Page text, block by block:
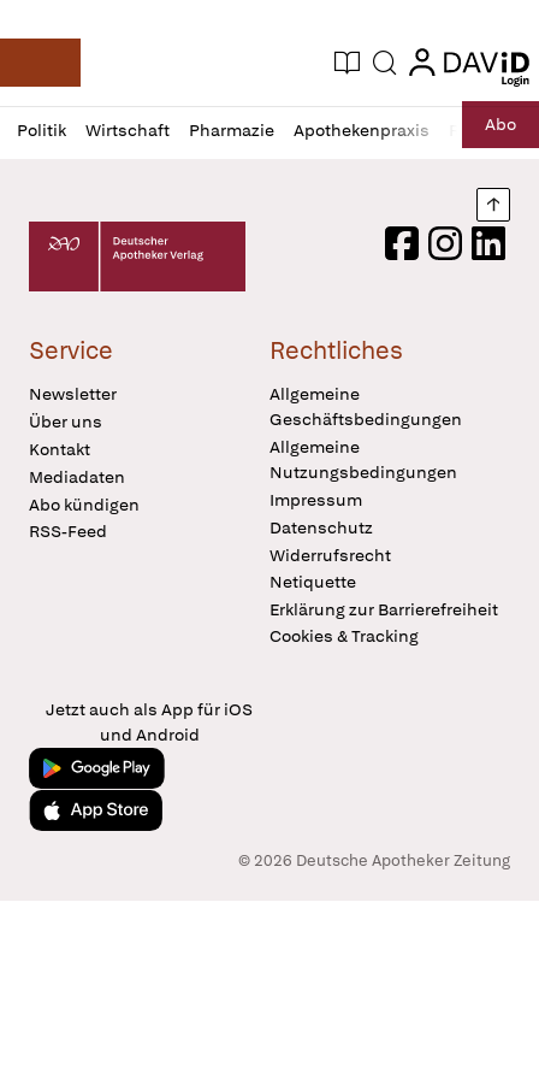
Deutsche Apotheker Zeitung
Aktuelle Ausgabe
Suche login
login
Politik Wirtschaft Pharmazie Apothekenpraxis RechtAbo
Profil
öffnen
Daz
Pur
Deutscher Apotheker Verlag Logo
FacebookInstagram
Service
Newsletter
Über uns
Kontakt
Mediadaten
Abo kündigen
RSS-Feed
Rechtliches
Allgemeine
Geschäftsbedingungen
Allgemeine
Nutzungsbedingungen
Impressum
Datenschutz
Widerrufsrecht
Netiquette
Erklärung zur Barrierefreiheit
Cookies & Tracking
Jetzt auch als App für iOS
und Android
Jetzt bei Google Play
Laden im App Store
© 2026 Deutsche Apotheker Zeitung